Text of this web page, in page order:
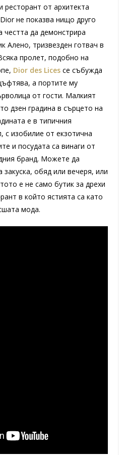
ресторант от архитекта
не показва нищо друго
да демонстрира
Алено, тризвезден готвач в
пролет, подобно на
Dior des Lices се събужда
а портите му
от гости. Малкият
дзен градина в сърцето на
е в типичния
с изобилие от екзотична
и посудата са винаги от
бранд. Можете да
закуска, обяд или вечеря, или
е не само бутик за дрехи
в който ястията са като
мода.